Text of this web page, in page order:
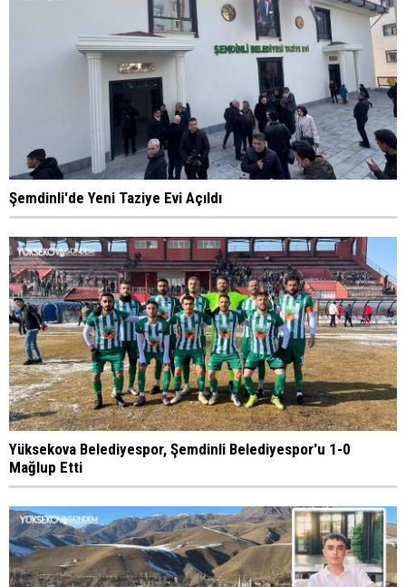
Şemdinli'de Yeni Taziye Evi Açıldı
Yüksekova Belediyespor, Şemdinli Belediyespor'u 1-0
Mağlup Etti